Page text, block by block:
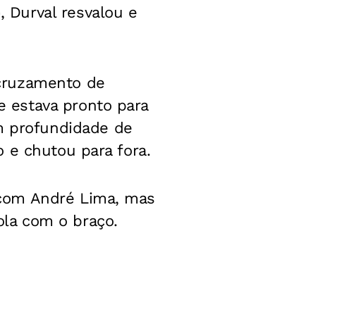
Durval resvalou e
de
estava pronto para
profundidade de
e chutou para fora.
André Lima, mas
com o braço.